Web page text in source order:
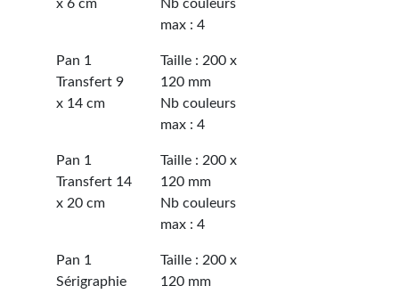
x 6 cm
Nb couleurs
max : 4
Pan 1
Transfert 9
x 14 cm
Taille : 200 x
120 mm
Nb couleurs
max : 4
Pan 1
Transfert 14
x 20 cm
Taille : 200 x
120 mm
Nb couleurs
max : 4
Pan 1
Sérigraphie
Taille : 200 x
120 mm